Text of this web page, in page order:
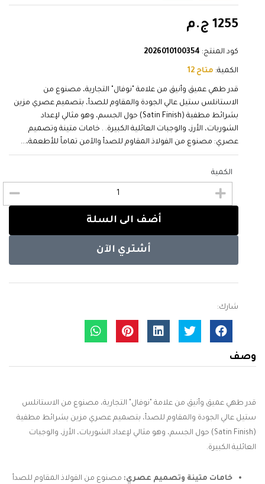
1255 ج.م
كود المنتج: 2026010100354
الكمية: متاح 12
قدر طهي عميق وأنيق من علامة "نوفال" التجارية، مصنوع من
الاستانلس ستيل عالي الجودة والمقاوم للصدأ، بتصميم عصري مزين
بشرائط مطفية (Satin Finish) حول الجسم، وهو مثالي لإعداد
الشوربات، الأرز، والوجبات العائلية الكبيرة. . خامات متينة وتصميم
عصري: مصنوع من الفولاذ المقاوم للصدأ والآمن تماماً للأطعمة،...
الكمية
أضف الى السلة
أشتري الآن
شارك:
وصف
قدر طهي عميق وأنيق من علامة "نوفال" التجارية، مصنوع من الاستانلس
ستيل عالي الجودة والمقاوم للصدأ، بتصميم عصري مزين بشرائط مطفية
(Satin Finish) حول الجسم، وهو مثالي لإعداد الشوربات، الأرز، والوجبات
العائلية الكبيرة.
خامات متينة وتصميم عصري: مصنوع من الفولاذ المقاوم للصدأ